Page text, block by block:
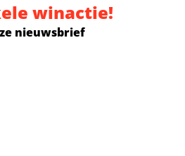
winactie!
nieuwsbrief